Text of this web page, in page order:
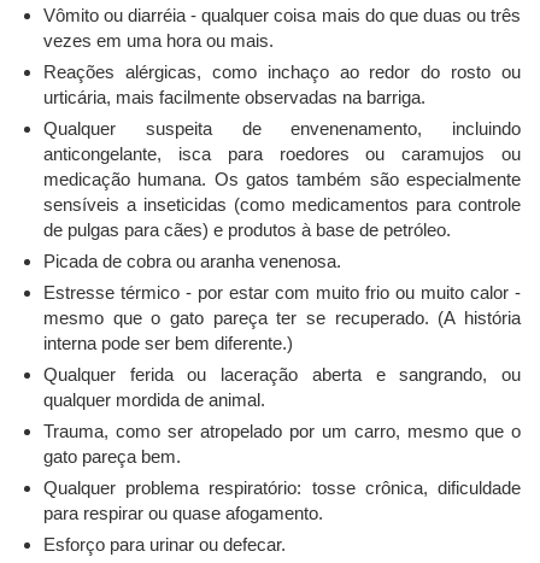
Vômito ou diarréia - qualquer coisa mais do que duas ou três
vezes em uma hora ou mais.
Reações alérgicas, como inchaço ao redor do rosto ou
urticária, mais facilmente observadas na barriga.
Qualquer suspeita de envenenamento, incluindo
anticongelante, isca para roedores ou caramujos ou
medicação humana. Os gatos também são especialmente
sensíveis a inseticidas (como medicamentos para controle
de pulgas para cães) e produtos à base de petróleo.
Picada de cobra ou aranha venenosa.
Estresse térmico - por estar com muito frio ou muito calor -
mesmo que o gato pareça ter se recuperado. (A história
interna pode ser bem diferente.)
Qualquer ferida ou laceração aberta e sangrando, ou
qualquer mordida de animal.
Trauma, como ser atropelado por um carro, mesmo que o
gato pareça bem.
Qualquer problema respiratório: tosse crônica, dificuldade
para respirar ou quase afogamento.
Esforço para urinar ou defecar.